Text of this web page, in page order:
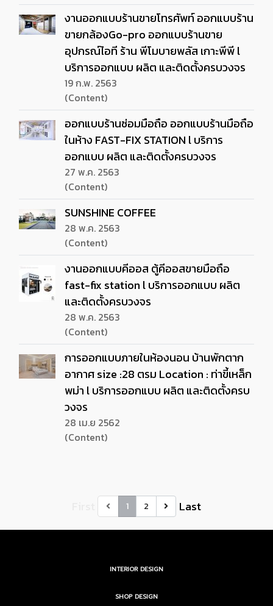
งานออกแบบร้านขายโทรศัพท์ ออกแบบร้าน
ขายกล้องGo-pro ออกแบบร้านขาย
อุปกรณ์ไอที ร้าน พีโมบายพลัส เกาะพีพี l
บริการออกแบบ ผลิต และติดตั้งครบวงจร
19 ก.พ. 2563
(Content)
ออกแบบร้านซ่อมมือถือ ออกแบบร้านมือถือ
ในห้าง FAST-FIX STATION l บริการ
ออกแบบ ผลิต และติดตั้งครบวงจร
27 พ.ค. 2563
(Content)
SUNSHINE COFFEE
28 พ.ค. 2563
(Content)
งานออกแบบคีออส ตู้คีออสขายมือถือ
fast-fix station l บริการออกแบบ ผลิต
และติดตั้งครบวงจร
28 พ.ค. 2563
(Content)
การออกแบบภายในห้องนอน บ้านพักตาก
อากาศ size :28 ตรม Location : ท่าขี้เหล็ก
พม่า l บริการออกแบบ ผลิต และติดตั้งครบ
วงจร
28 เม.ย 2562
(Content)
1 2 Last
INTERIOR DESIGN
SHOP DESIGN